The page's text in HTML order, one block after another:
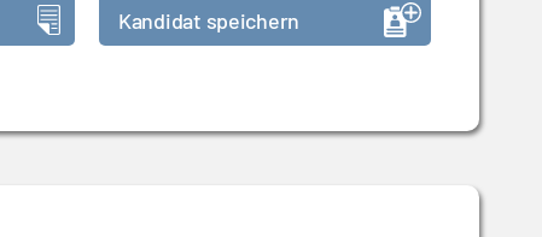
Kandidat speichern